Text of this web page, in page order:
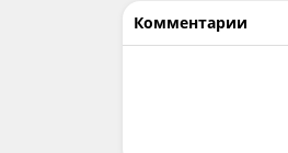
Комментарии